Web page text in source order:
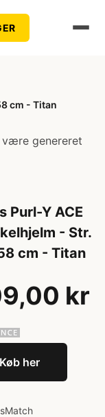
cm - Titan
være genereret
Purl-Y ACE
- Str.
cm - Titan
kr
Køb her